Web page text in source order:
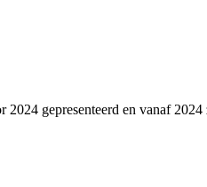
2024 gepresenteerd en vanaf